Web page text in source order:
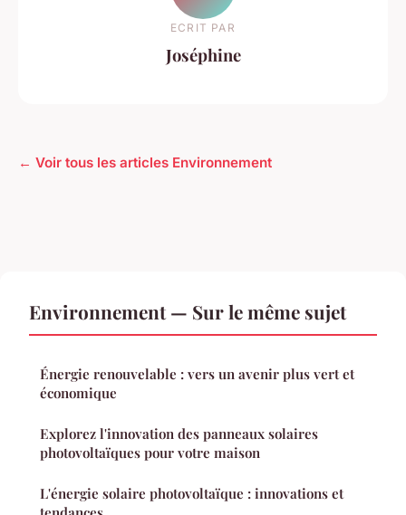
ECRIT PAR
Joséphine
← Voir tous les articles Environnement
Environnement — Sur le même sujet
Énergie renouvelable : vers un avenir plus vert et
économique
Explorez l'innovation des panneaux solaires
photovoltaïques pour votre maison
L'énergie solaire photovoltaïque : innovations et